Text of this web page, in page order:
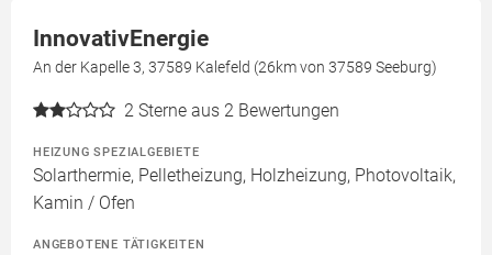
InnovativEnergie
An der Kapelle 3, 37589 Kalefeld (26km von 37589 Seeburg)
2 Sterne aus 2 Bewertungen
HEIZUNG SPEZIALGEBIETE
Solarthermie, Pelletheizung, Holzheizung, Photovoltaik,
Kamin / Ofen
ANGEBOTENE TÄTIGKEITEN